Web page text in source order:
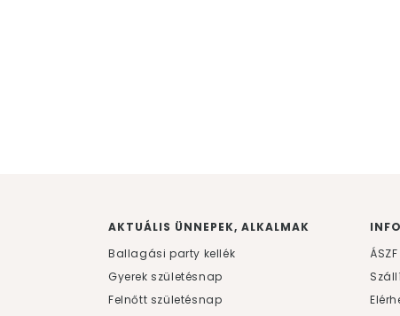
AKTUÁLIS ÜNNEPEK, ALKALMAK
Ballagási party kellék
Gyerek születésnap
Felnőtt születésnap
ÁSZF